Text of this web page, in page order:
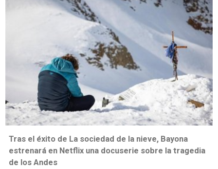
Tras el éxito de La sociedad de la nieve, Bayona
estrenará en Netflix una docuserie sobre la tragedia
de los Andes